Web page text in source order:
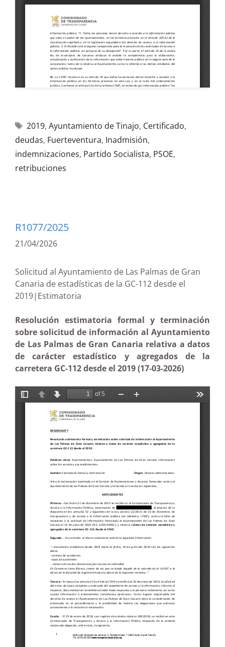
2019, Ayuntamiento de Tinajo, Certificado,
deudas, Fuerteventura, Inadmisión,
indemnizaciones, Partido Socialista, PSOE,
retribuciones
R1077/2025
21/04/2026
Solicitud al Ayuntamiento de Las Palmas de Gran
Canaria de estadísticas de la GC-112 desde el
2019|Estimatoria
Resolución estimatoria formal y terminación
sobre solicitud de información al Ayuntamiento
de Las Palmas de Gran Canaria relativa a datos
de carácter estadístico y agregados de la
carretera GC-112 desde el 2019 (17-03-2026)